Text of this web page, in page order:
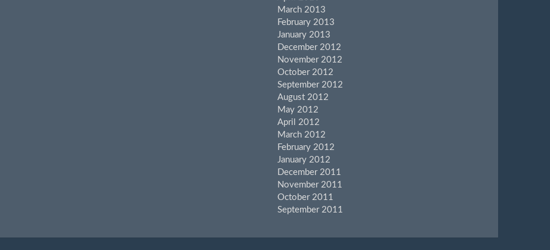
March 2013
February 2013
January 2013
December 2012
November 2012
October 2012
September 2012
August 2012
May 2012
April 2012
March 2012
February 2012
January 2012
December 2011
November 2011
October 2011
September 2011